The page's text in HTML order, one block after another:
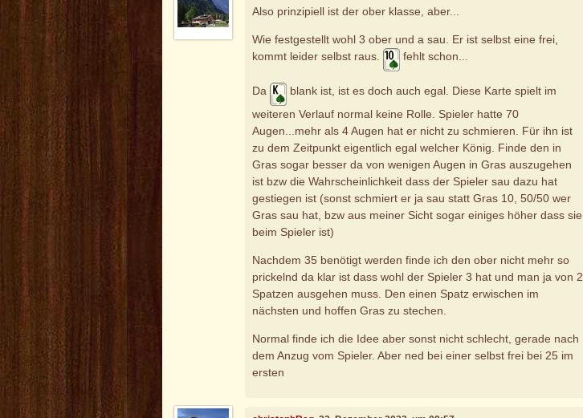
Also prinzipiell ist der ober klasse, aber...
Wie festgestellt wohl 3 ober und a sau. Er ist selbst eine frei,
kommt leider selbst raus.
fehlt schon...
Da
blank ist, ist es doch auch egal. Diese Karte spielt im
weiteren Verlauf normal keine Rolle. Spieler hatte 70
Augen...mehr als 4 Augen hat er nicht zu schmieren. Für ihn ist
zu dem Zeitpunkt eigentlich egal welcher König. Finde den in
Gras sogar besser da von wenigen Augen in Gras auszugehen
ist bzw die Wahrscheinlichkeit dass der Spieler sau dazu hat
gestiegen ist (sonst schmiert er ja sau statt Gras 10, 50/50 wer
Gras sau hat, bzw aus meiner Sicht sogar einiges höher dass sie
beim Spieler ist)
Nachdem 35 benötigt werden finde ich den ober nicht mehr so
prickelnd da klar ist dass wohl der Spieler 3 hat und man ja von 2
Spatzen ausgehen muss. Den einen Spatz erwischen im
nächsten und hoffen Gras zu stechen.
Normal finde ich die Idee aber sonst nicht schlecht, gerade nach
dem Anzug vom Spieler. Aber ned bei einer selbst frei bei 25 im
ersten